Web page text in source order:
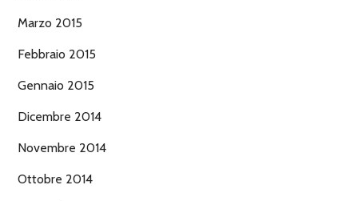
Marzo 2015
Febbraio 2015
Gennaio 2015
Dicembre 2014
Novembre 2014
Ottobre 2014